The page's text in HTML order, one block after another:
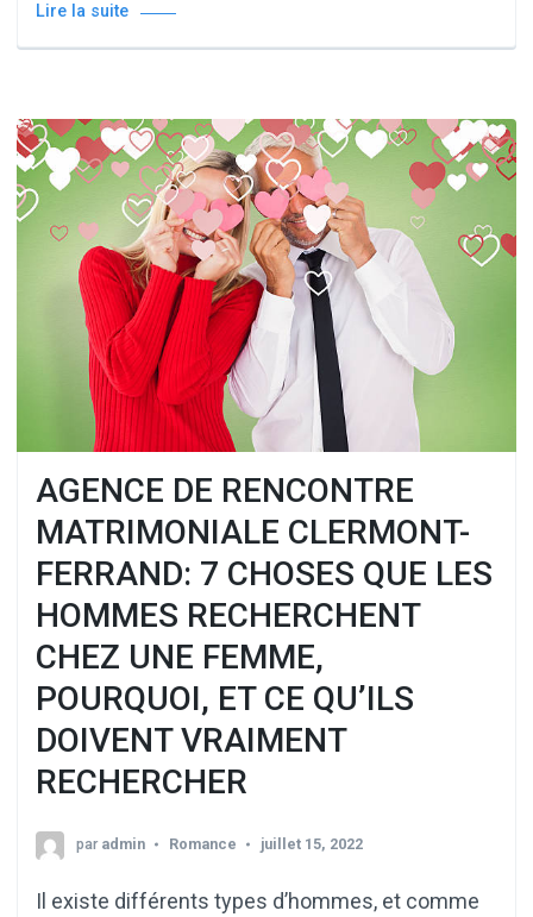
Lire la suite
AGENCE DE RENCONTRE
MATRIMONIALE CLERMONT-
FERRAND: 7 CHOSES QUE LES
HOMMES RECHERCHENT
CHEZ UNE FEMME,
POURQUOI, ET CE QU’ILS
DOIVENT VRAIMENT
RECHERCHER
par admin Romance juillet 15, 2022
Il existe différents types d’hommes, et comme